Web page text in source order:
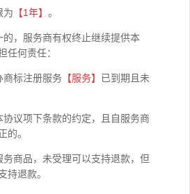
为 【1年】 。
，服务商有权终止继续提供本
任何责任：
商标注册服务 【服务】 已到期且未
协议项下条款的约定，且自服务商
的。
商品，未受理可以支持退款，但
持退款。